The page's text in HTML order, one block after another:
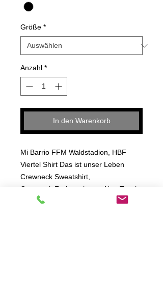
Größe *
Anzahl *
In den Warenkorb
Mi Barrio FFM Waldstadion, HBF
Viertel Shirt Das ist unser Leben
Crewneck Sweatshirt,
Crewneck Farbe schwarz Non Touch
Front und Backprint